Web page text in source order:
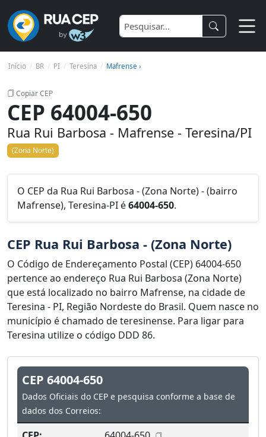
Início BR PI Teresina Mafrense ›
Copiar CEP
CEP 64004-650
Rua Rui Barbosa - Mafrense - Teresina/PI
(Zona Norte)
O CEP da Rua Rui Barbosa - (Zona Norte) - (bairro
Mafrense), Teresina-PI é64004-650.
CEP Rua Rui Barbosa - (Zona Norte)
O Código de Endereçamento Postal (CEP) 64004-650
pertence ao endereço Rua Rui Barbosa (Zona Norte)
que está localizado no bairro Mafrense, na cidade de
Teresina - PI, Região Nordeste do Brasil. Quem nasce no
município é chamado de teresinense. Para ligar para
Teresina utilize o código DDD 86.
CEP 64004-650
Dados Oficiais do CEP e pesquisa conforme a base de
dados dos Correios: